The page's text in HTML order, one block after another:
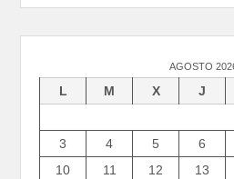
AGOSTO
L M X J
3
4 5 6
10
11 12 13